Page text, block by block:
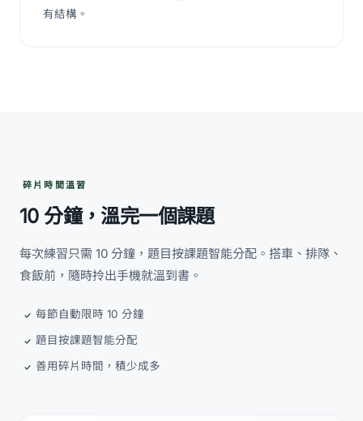
有結構。
碎片時間溫習
10 分鐘，溫完一個課題
每次練習只需 10 分鐘，題目按課題智能分配。搭車、排隊、
食飯前，隨時拎出手機就溫到書。
每節自動限時 10 分鐘
題目按課題智能分配
善用碎片時間，積少成多